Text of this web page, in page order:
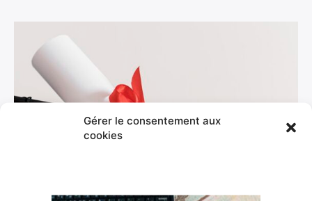
Gérer le consentement aux
cookies